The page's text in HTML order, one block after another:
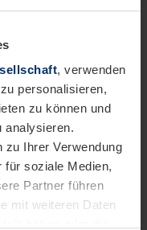
, verwenden
personalisieren,
zu können und
analysieren.
zu Ihrer Verwendung
für soziale Medien,
Partner führen
mit weiteren Daten